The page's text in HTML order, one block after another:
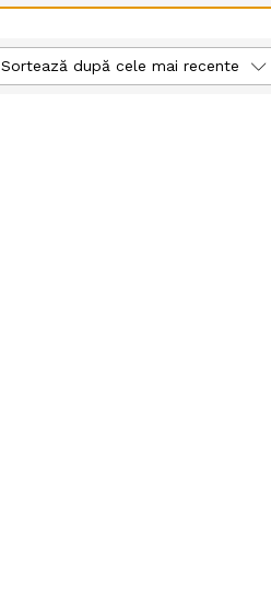
Sortează după cele mai recente